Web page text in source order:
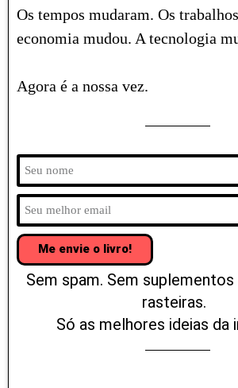
Os tempos mudaram. Os
economia mudou. A tecnologia
Agora é a nossa vez.
Me envie o livro!
Sem spam. Sem suplementos
rasteiras.
Só as melhores ideias da